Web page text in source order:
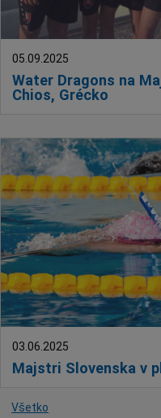
Water Dragons na
Chios, Grécko
05.09.2025
Majstri Slovenska v
03.06.2025
Všetko